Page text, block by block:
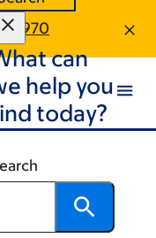
0970
can
help you
today?